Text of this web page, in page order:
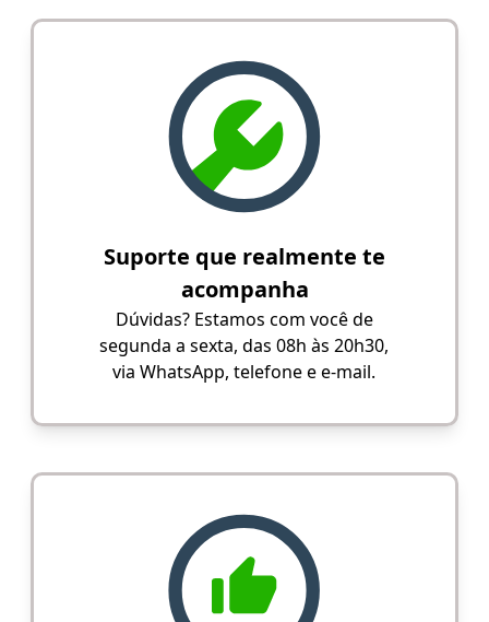
Suporte que realmente te
acompanha
Dúvidas? Estamos com você de
segunda a sexta, das 08h às 20h30,
via WhatsApp, telefone e e-mail.